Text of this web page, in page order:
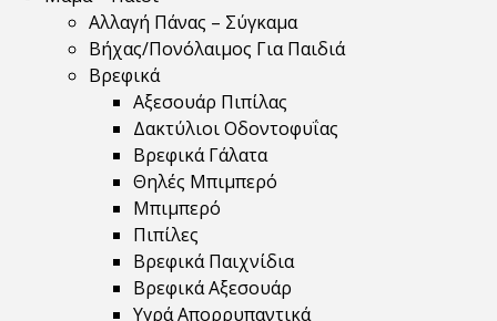
Αλλαγή Πάνας – Σύγκαμα
Βήχας/Πονόλαιμος Για Παιδιά
Βρεφικά
Αξεσουάρ Πιπίλας
Δακτύλιοι Οδοντοφυΐας
Βρεφικά Γάλατα
Θηλές Μπιμπερό
Μπιμπερό
Πιπίλες
Βρεφικά Παιχνίδια
Βρεφικά Αξεσουάρ
Υγρά Απορρυπαντικά